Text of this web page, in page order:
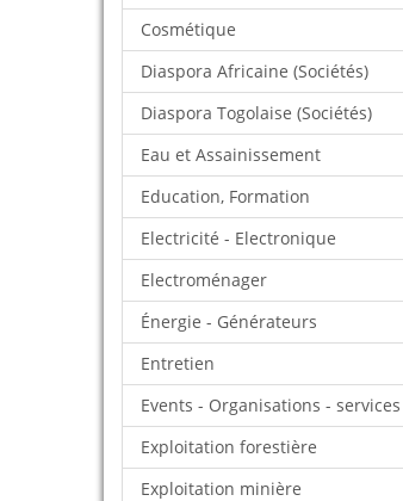
Cosmétique
Diaspora Africaine (Sociétés)
Diaspora Togolaise (Sociétés)
Eau et Assainissement
Education, Formation
Electricité - Electronique
Electroménager
Énergie - Générateurs
Entretien
Events - Organisations - services
Exploitation forestière
Exploitation minière